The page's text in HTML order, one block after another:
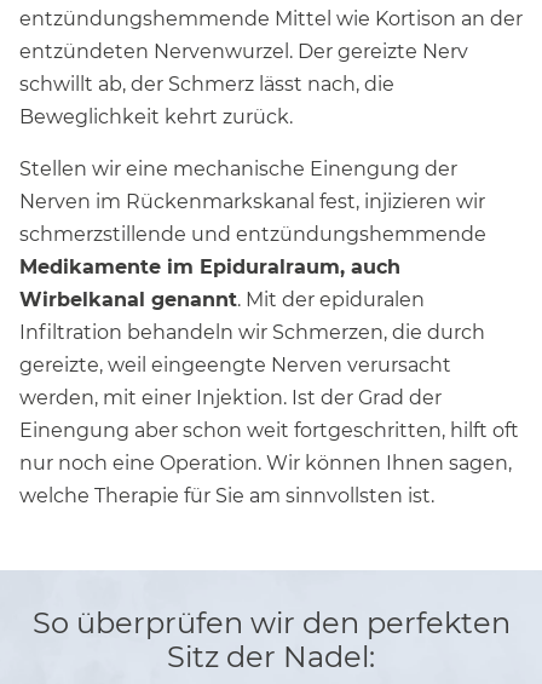
entzündungshemmende Mittel wie Kortison an der
entzündeten Nervenwurzel. Der gereizte Nerv
schwillt ab, der Schmerz lässt nach, die
Beweglichkeit kehrt zurück.
Stellen wir eine mechanische Einengung der
Nerven im Rückenmarkskanal fest, injizieren wir
schmerzstillende und entzündungshemmende
Medikamente im Epiduralraum, auch
Wirbelkanal genannt. Mit der epiduralen
Infiltration behandeln wir Schmerzen, die durch
gereizte, weil eingeengte Nerven verursacht
werden, mit einer Injektion. Ist der Grad der
Einengung aber schon weit fortgeschritten, hilft oft
nur noch eine Operation. Wir können Ihnen sagen,
welche Therapie für Sie am sinnvollsten ist.
So überprüfen wir den perfekten
Sitz der Nadel: